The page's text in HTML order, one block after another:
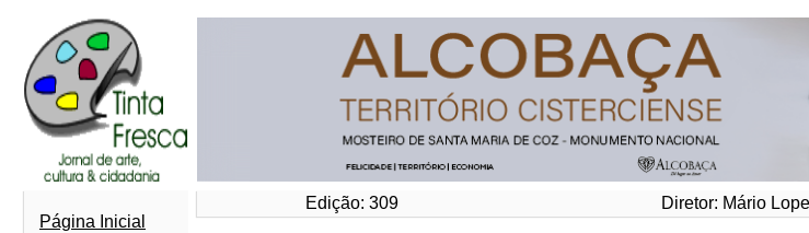
Edição: 309 Diretor: Mário
Página Inicial